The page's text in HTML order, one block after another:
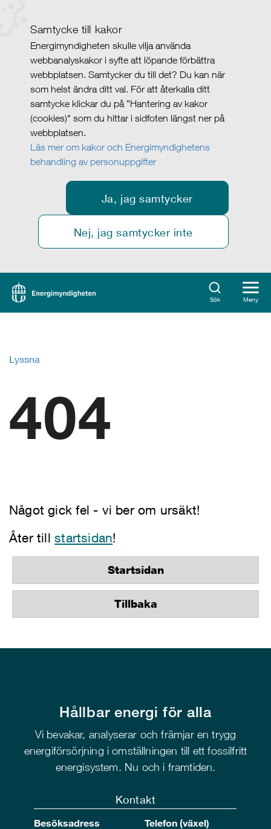
Samtycke till kakor
Energimyndigheten skulle vilja använda
webbanalyskakor i syfte att löpande förbättra
webbplatsen. Samtycker du till det? Du kan när
som helst ändra ditt val. För att återkalla ditt
samtycke klickar du på ”Hantering av kakor
(cookies)" som du hittar i sidfoten längst ner på
webbplatsen.
Läs mer om kakor och Energimyndighetens
behandling av personuppgifter
Ja, jag samtycker
Nej, jag samtycker inte
Sök Meny
Lyssna
404
Något gick fel - vi ber om ursäkt!
Åter tillstartsidan!
Startsidan
Tillbaka
Hållbar energi för alla
Vi bevakar, analyserar och främjar en trygg
energiförsörjning i omställningen till ett fossilfritt
energisystem. Nu och i framtiden.
Kontakt
Besöksadress
Telefon (växel)